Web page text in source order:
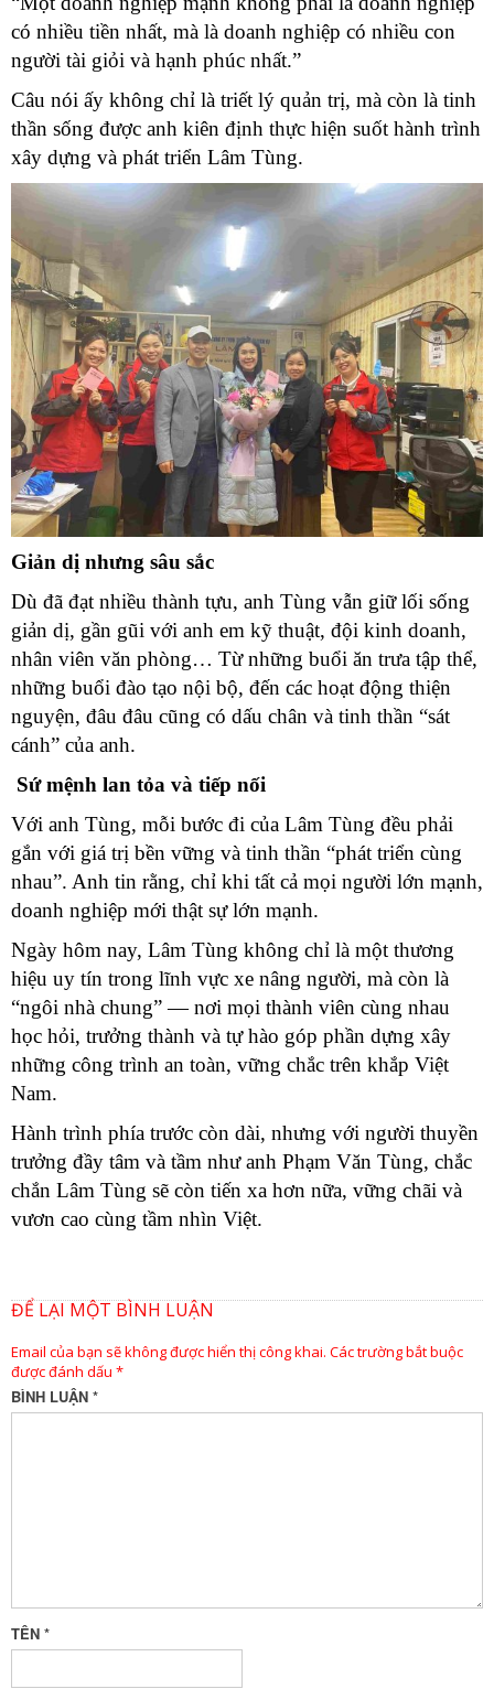
có nhiều tiền nhất, mà là doanh nghiệp có nhiều con
người tài giỏi và hạnh phúc nhất.”
Câu nói ấy không chỉ là triết lý quản trị, mà còn là tinh
thần sống được anh kiên định thực hiện suốt hành trình
xây dựng và phát triển Lâm Tùng.
Giản dị nhưng sâu sắc
Dù đã đạt nhiều thành tựu, anh Tùng vẫn giữ lối sống
giản dị, gần gũi với anh em kỹ thuật, đội kinh doanh,
nhân viên văn phòng… Từ những buổi ăn trưa tập thể,
những buổi đào tạo nội bộ, đến các hoạt động thiện
nguyện, đâu đâu cũng có dấu chân và tinh thần “sát
cánh” của anh.
Sứ mệnh lan tỏa và tiếp nối
Với anh Tùng, mỗi bước đi của Lâm Tùng đều phải
gắn với giá trị bền vững và tinh thần “phát triển cùng
nhau”. Anh tin rằng, chỉ khi tất cả mọi người lớn mạnh,
doanh nghiệp mới thật sự lớn mạnh.
Ngày hôm nay, Lâm Tùng không chỉ là một thương
hiệu uy tín trong lĩnh vực xe nâng người, mà còn là
“ngôi nhà chung” — nơi mọi thành viên cùng nhau
học hỏi, trưởng thành và tự hào góp phần dựng xây
những công trình an toàn, vững chắc trên khắp Việt
Nam.
Hành trình phía trước còn dài, nhưng với người thuyền
trưởng đầy tâm và tầm như anh Phạm Văn Tùng, chắc
chắn Lâm Tùng sẽ còn tiến xa hơn nữa, vững chãi và
vươn cao cùng tầm nhìn Việt.
ĐỂ LẠI MỘT BÌNH LUẬN
Email của bạn sẽ không được hiển thị công khai. Các trường bắt buộc
được đánh dấu *
BÌNH LUẬN *
TÊN *